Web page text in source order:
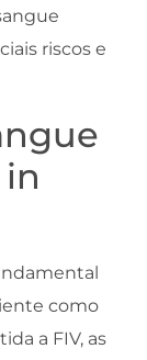
riscos e
como
a FIV, as